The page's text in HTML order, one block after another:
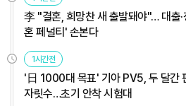
李 "결혼, 희망찬 새 출발돼야"… 대출·
혼 페널티' 손본다
1시간전
'日 1000대 목표' 기아 PV5, 두 달간
자릿수…초기 안착 시험대